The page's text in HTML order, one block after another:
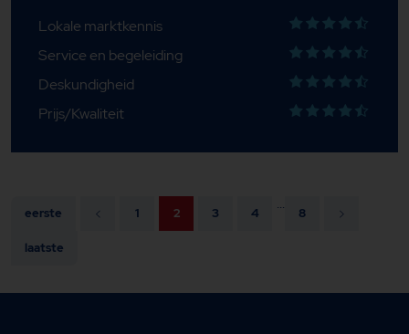
Lokale marktkennis
Service en begeleiding
Deskundigheid
Prijs/Kwaliteit
eerste 1 2 3 4
...
8
laatste